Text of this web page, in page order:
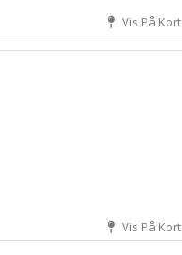
Vis På Kort
Vis På Kort